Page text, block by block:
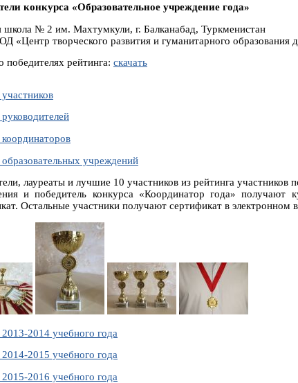
конкурса «Образовательное учреждение года»
школа № 2 им. Махтумкули, г. Балканабад, Туркменистан
«Центр творческого развития и гуманитарного образования
победителях рейтинга: скачать
координаторов
образовательных учреждений
лауреаты и лучшие 10 участников из рейтинга
и победитель конкурса «Координатор года» получают
Остальные участники получают сертификат в электронном
2013-2014 учебного года
2014-2015 учебного года
2015-2016 учебного года